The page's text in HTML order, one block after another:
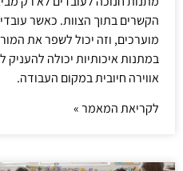
הקשרים בתוך הצוות. כאשר
מוערכים, וזה יכול לשפר את
במתנות איכותיות יכולה להעניק
אווירה חיובית במקום העבודה.
לקריאת המאמר »